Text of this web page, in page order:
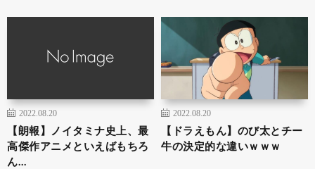
2022.08.20
【朗報】ノイタミナ史上、最
高傑作アニメといえばもちろ
ん…
2022.08.20
【ドラえもん】のび太とチー
牛の決定的な違いｗｗｗ